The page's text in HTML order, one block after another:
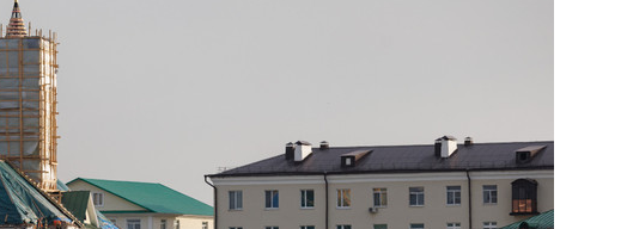
Рекомендуем
150 камер до квартиры и Face
ID вместо ключа: какой будет
безопасность в ЖК «Нова»
состоянием как основа
антихрупких команд